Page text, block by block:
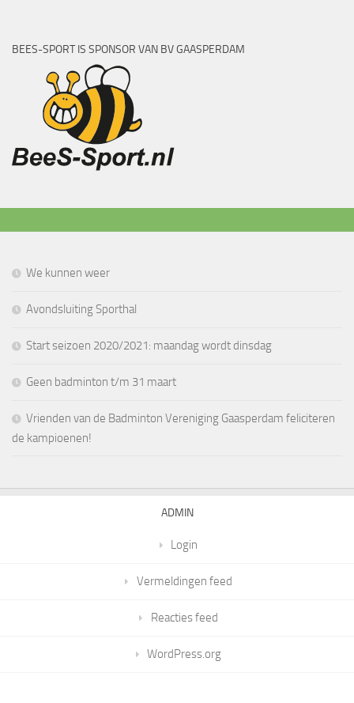
BEES-SPORT IS SPONSOR VAN BV GAASPERDAM
We kunnen weer
Avondsluiting Sporthal
Start seizoen 2020/2021: maandag wordt dinsdag
Geen badminton t/m 31 maart
Vrienden van de Badminton Vereniging Gaasperdam feliciteren
de kampioenen!
ADMIN
Login
Vermeldingen feed
Reacties feed
WordPress.org